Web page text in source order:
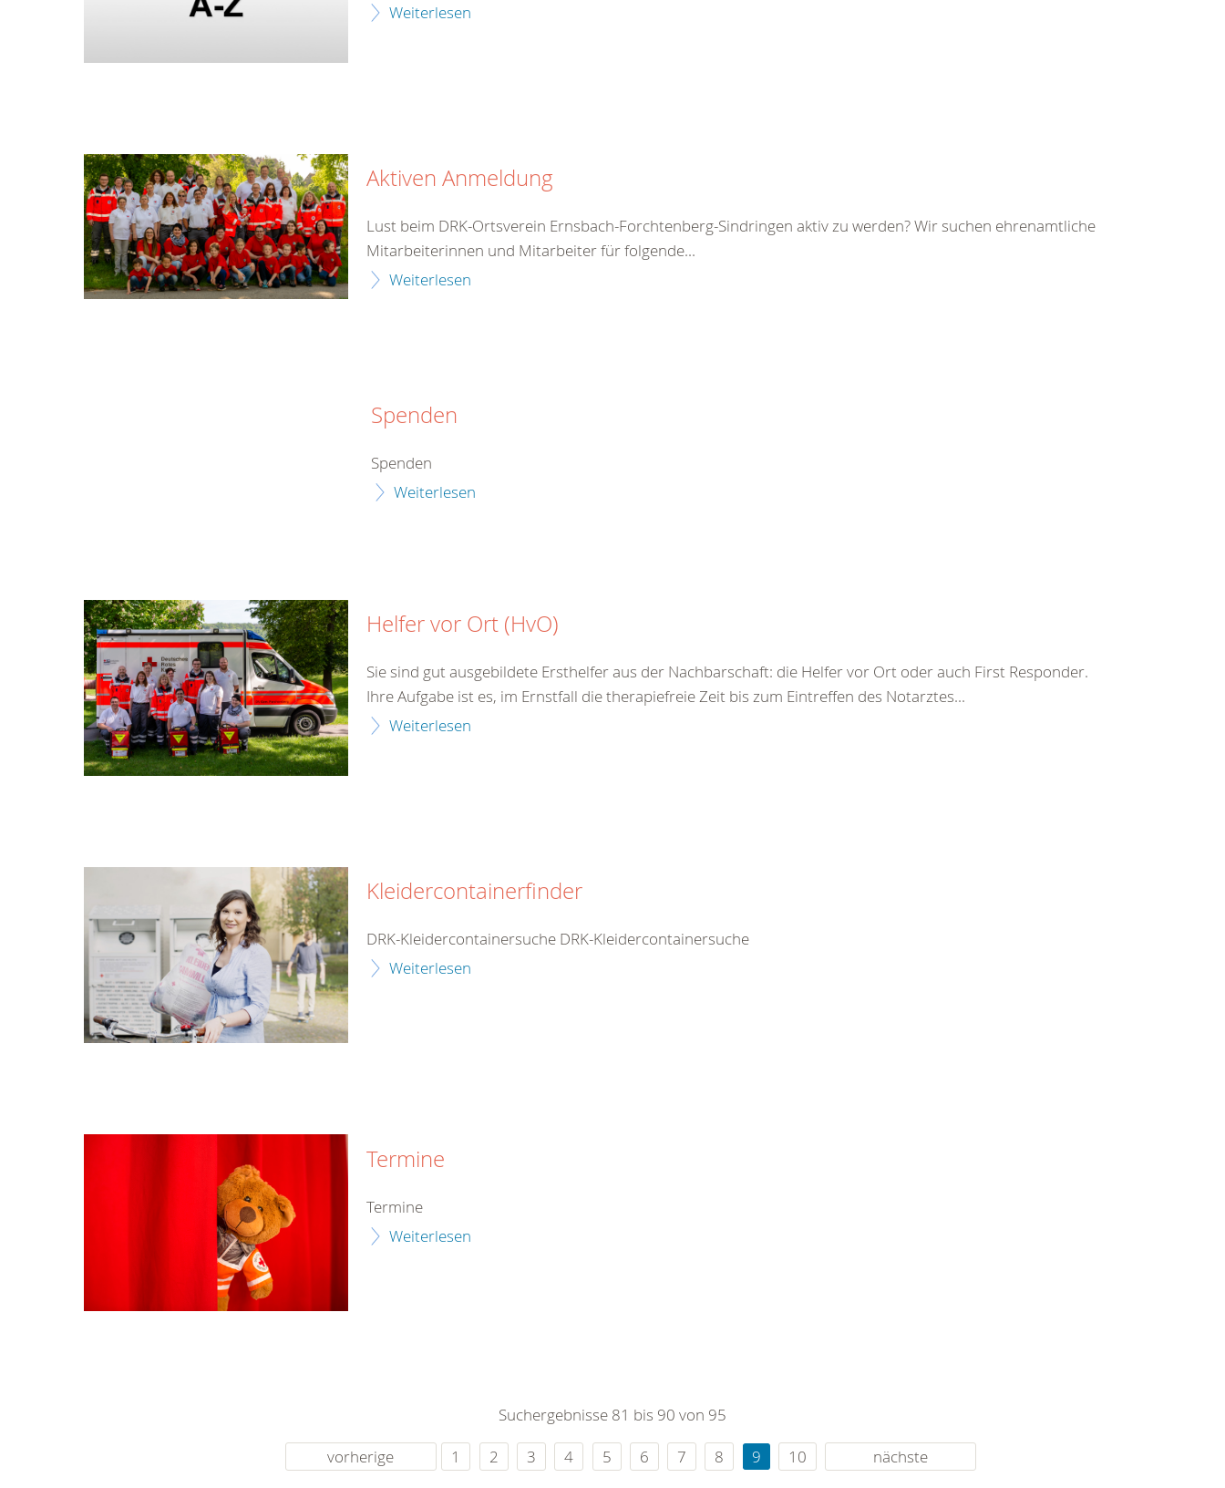
Weiterlesen
Aktiven Anmeldung
Lust beim DRK-Ortsverein Ernsbach-Forchtenberg-Sindringen aktiv zu werden? Wir suchen ehrenamtliche
Mitarbeiterinnen und Mitarbeiter für folgende...
Weiterlesen
Spenden
Spenden
Weiterlesen
Helfer vor Ort (HvO)
Sie sind gut ausgebildete Ersthelfer aus der Nachbarschaft: die Helfer vor Ort oder auch First Responder.
Ihre Aufgabe ist es, im Ernstfall die therapiefreie Zeit bis zum Eintreffen des Notarztes...
Weiterlesen
Kleidercontainerfinder
DRK-Kleidercontainersuche DRK-Kleidercontainersuche
Weiterlesen
Termine
Termine
Weiterlesen
Suchergebnisse 81 bis 90 von 95
vorherige
1 2 3 4 5 6 7 8 9 10 nächste